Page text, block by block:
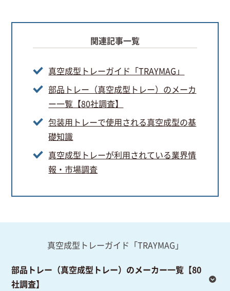
関連記事一覧
真空成型トレーガイド「TRAYMAG」
部品トレー（真空成型トレー）のメーカ
ー一覧【80社調査】
包装用トレーで使用される真空成型の基
礎知識
真空成型トレーが利用されている業界情
報・市場調査
真空成型トレーガイド「TRAYMAG」
部品トレー（真空成型トレー）のメーカー一覧【80
社調査】